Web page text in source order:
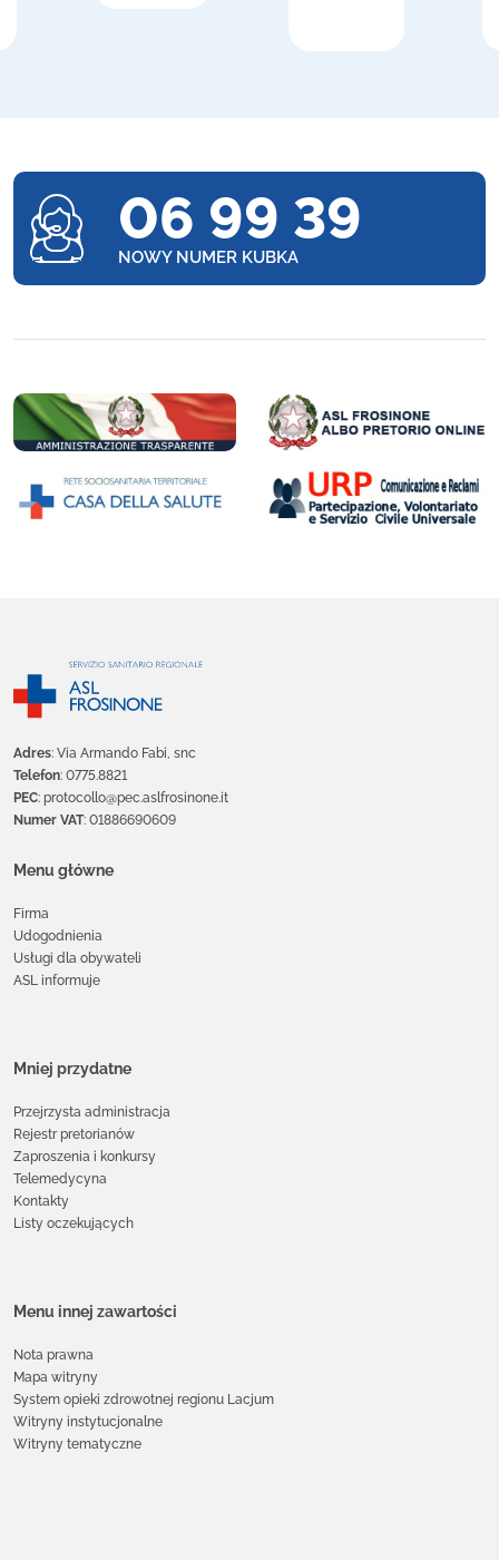
06 99 39
NOWY NUMER KUBKA
Adres: Via Armando Fabi, snc
Telefon: 0775.8821
PEC: protocollo@pec.aslfrosinone.it
Numer VAT: 01886690609
Menu główne
Firma
Udogodnienia
Usługi dla obywateli
ASL informuje
Mniej przydatne
Przejrzysta administracja
Rejestr pretorianów
Zaproszenia i konkursy
Telemedycyna
Kontakty
Listy oczekujących
Menu innej zawartości
Nota prawna
Mapa witryny
System opieki zdrowotnej regionu Lacjum
Witryny instytucjonalne
Witryny tematyczne